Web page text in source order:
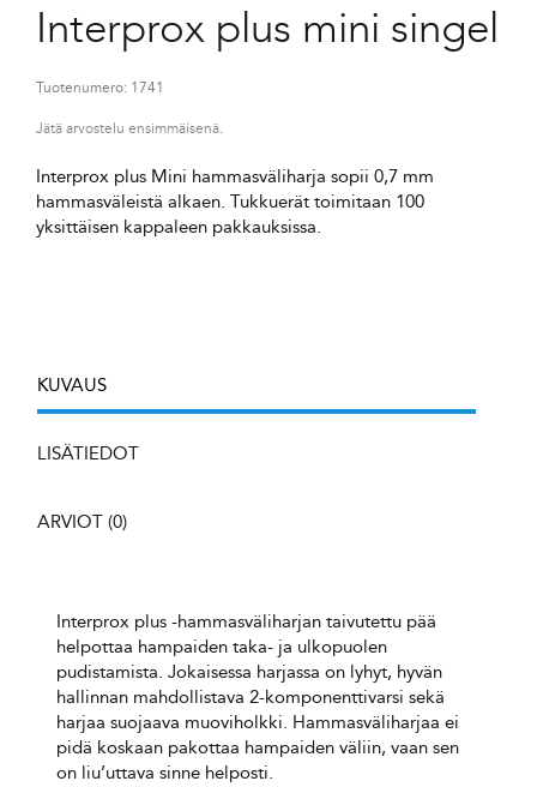
Interprox plus mini singel
Tuotenumero: 1741
Jätä arvostelu ensimmäisenä.
Interprox plus Mini hammasväliharja sopii 0,7 mm
hammasväleistä alkaen. Tukkuerät toimitaan 100
yksittäisen kappaleen pakkauksissa.
KUVAUS
LISÄTIEDOT
ARVIOT (0)
Interprox plus -hammasväliharjan taivutettu pää
helpottaa hampaiden taka- ja ulkopuolen
pudistamista. Jokaisessa harjassa on lyhyt, hyvän
hallinnan mahdollistava 2-komponenttivarsi sekä
harjaa suojaava muoviholkki. Hammasväliharjaa ei
pidä koskaan pakottaa hampaiden väliin, vaan sen
on liu’uttava sinne helposti.